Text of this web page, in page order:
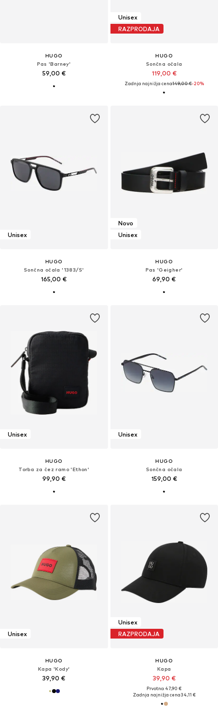
HUGO
Pas 'Barney'
59,00 €
Unisex
RAZPRODAJA
HUGO
Sončna očala
119,00 €
Zadnja najnižja cena149,00 €-20%
Unisex
HUGO
Sončna očala '1383/S'
165,00 €
Novo
Unisex
HUGO
Pas 'Geigher'
69,90 €
Unisex
HUGO
Torba za čez ramo 'Ethon'
99,90 €
Unisex
HUGO
Sončna očala
159,00 €
Unisex
HUGO
Kapa 'Kody'
39,90 €
Unisex
RAZPRODAJA
HUGO
Kapa
39,90 €
Prvotno: 47,90 €
Zadnja najnižja cena34,11 €